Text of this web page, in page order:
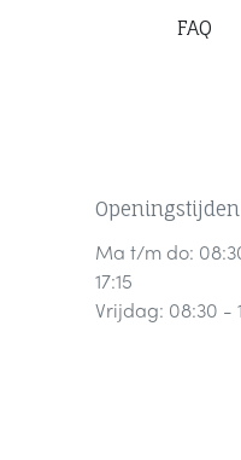
Openingstijden
Ma t/m do:
17:15
Vrijdag: 08:30 -
FAQ